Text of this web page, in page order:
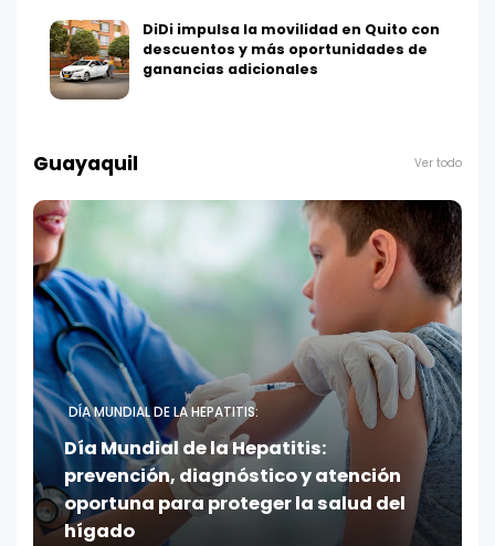
DiDi impulsa la movilidad en Quito con
descuentos y más oportunidades de
ganancias adicionales
Guayaquil Ver todo
DÍA MUNDIAL DE LA HEPATITIS:
Día Mundial de la Hepatitis:
prevención, diagnóstico y atención
oportuna para proteger la salud del
hígado